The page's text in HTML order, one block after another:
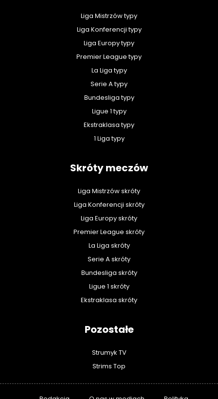
Liga Mistrzów typy
Liga Konferencji typy
Liga Europy typy
Premier League typy
La Liga typy
Serie A typy
Bundesliga typy
Ligue 1 typy
Ekstraklasa typy
1 Liga typy
Skróty meczów
Liga Mistrzów skróty
Liga Konferencji skróty
Liga Europy skróty
Premier League skróty
La Liga skróty
Serie A skróty
Bundesliga skróty
Ligue 1 skróty
Ekstraklasa skróty
Pozostałe
Strumyk TV
Strims Top